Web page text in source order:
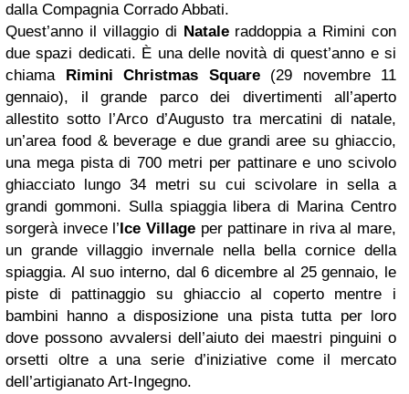
dalla Compagnia Corrado Abbati.
Quest’anno il villaggio di Nataleraddoppia a Rimini con
due spazi dedicati. È una delle novità di quest’anno e si
chiama Rimini Christmas Square (29 novembre 11
gennaio), il grande parco dei divertimenti all’aperto
allestito sotto l’Arco d’Augusto tra mercatini di natale,
un’area food & beverage e due grandi aree su ghiaccio,
una mega pista di 700 metri per pattinare e uno scivolo
ghiacciato lungo 34 metri su cui scivolare in sella a
grandi gommoni. Sulla spiaggia libera di Marina Centro
sorgerà invece l’Ice Village per pattinare in riva al mare,
un grande villaggio invernale nella bella cornice della
spiaggia. Al suo interno, dal 6 dicembre al 25 gennaio, le
piste di pattinaggio su ghiaccio al coperto mentre i
bambini hanno a disposizione una pista tutta per loro
dove possono avvalersi dell’aiuto dei maestri pinguini o
orsetti oltre a una serie d’iniziative come il mercato
dell’artigianato Art-Ingegno.